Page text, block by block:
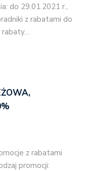
do 29.01.2021 r.,
z rabatami do
rabaty…
z rabatami
promocji: